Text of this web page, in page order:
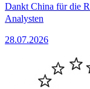
Dankt China für die
Analysten
28.07.2026